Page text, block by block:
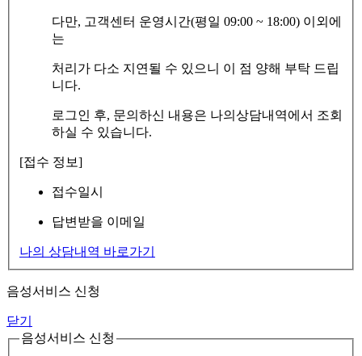
다만, 고객센터 운영시간(평일 09:00 ~ 18:00) 이외에
는
처리가 다소 지연될 수 있으니 이 점 양해 부탁 드립
니다.
로그인 후, 문의하신 내용은 나의상담내역에서 조회
하실 수 있습니다.
[접수 정보]
접수일시
답변받을 이메일
나의 상담내역 바로가기
음성서비스 신청
닫기
음성서비스 신청